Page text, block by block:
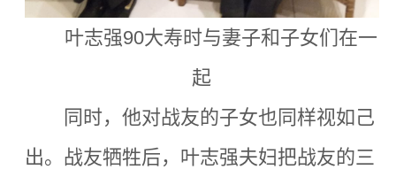
叶志强90大寿时与妻子和子女们在一
起
同时，他对战友的子女也同样视如己
出。战友牺牲后，叶志强夫妇把战友的三